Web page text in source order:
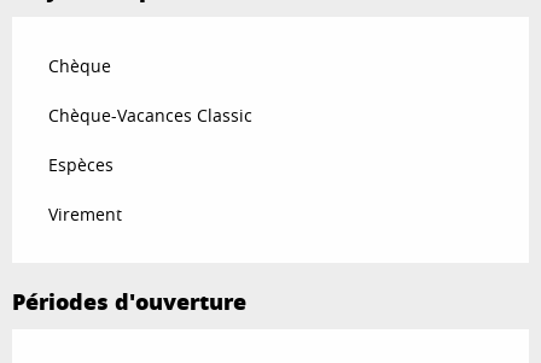
Chèque
Chèque-Vacances Classic
Espèces
Virement
Périodes d'ouverture